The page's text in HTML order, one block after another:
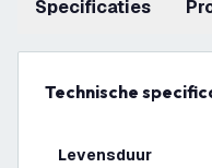
Specificaties
Technische
Levensduur